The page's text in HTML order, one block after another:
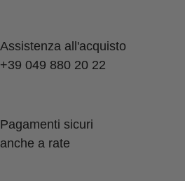
Assistenza all'acquisto
+39 049 880 20 22
Pagamenti sicuri
anche a rate